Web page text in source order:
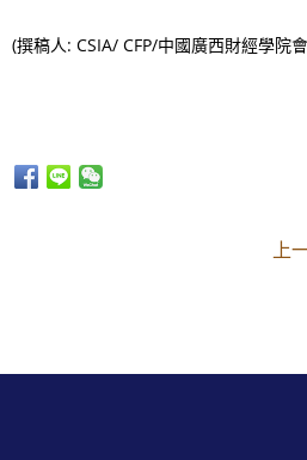
(撰稿人: CSIA/ CFP/中國廣西財經學院
上